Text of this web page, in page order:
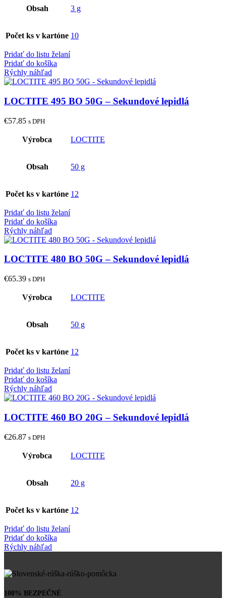
Obsah 3 g
Počet ks v kartóne 10
Pridať do listu želaní
Pridať do košíka
Rýchly náhľad
LOCTITE 495 BO 50G – Sekundové lepidlá
€57.85 s DPH
Výrobca LOCTITE
Obsah 50 g
Počet ks v kartóne 12
Pridať do listu želaní
Pridať do košíka
Rýchly náhľad
LOCTITE 480 BO 50G – Sekundové lepidlá
€65.39 s DPH
Výrobca LOCTITE
Obsah 50 g
Počet ks v kartóne 12
Pridať do listu želaní
Pridať do košíka
Rýchly náhľad
LOCTITE 460 BO 20G – Sekundové lepidlá
€26.87 s DPH
Výrobca LOCTITE
Obsah 20 g
Počet ks v kartóne 12
Pridať do listu želaní
Pridať do košíka
Rýchly náhľad
100% BEZPEČNÉ